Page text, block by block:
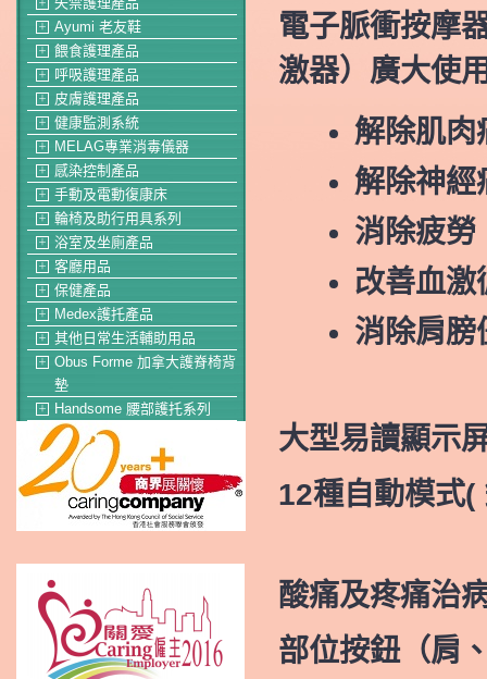
＋
＋ Ayumi 老友鞋
＋ 餵食護理產品
＋ 呼吸護理產品
＋ 皮膚護理產品
＋ 健康監測系統
＋ MELAG專業消毒儀器
＋ 感染控制產品
＋ 手動及電動復康床
＋ 輪椅及助行用具系列
＋ 浴室及坐廁產品
＋ 客廳用品
＋ 保健產品
＋ Medex護托產品
＋ 其他日常生活輔助用品
＋
Obus Forme 加拿大護脊椅背
墊
＋ Handsome 腰部護托系列
電子脈衝按摩
激器）廣大使
解除肌肉
解除神經
消除疲勞
改善血激
消除肩膀
大型易讀顯示
12種自動模式(
酸痛及疼痛治
部位按鈕（肩